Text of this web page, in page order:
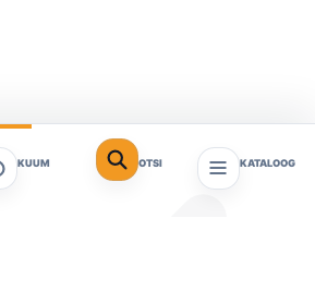
KUUM OTSI KATALOOG